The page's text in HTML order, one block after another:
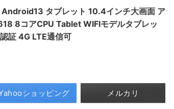
タブレット 10.4インチ大画面 ア
8コアCPU Tablet WIFIモデルタブレッ
証 4G LTE通信可
ショッピング メルカリ